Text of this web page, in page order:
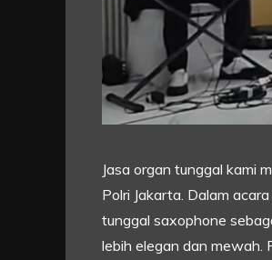
Jasa organ tunggal kami
Polri Jakarta. Dalam
tunggal saxophone
lebih elegan dan mewah.